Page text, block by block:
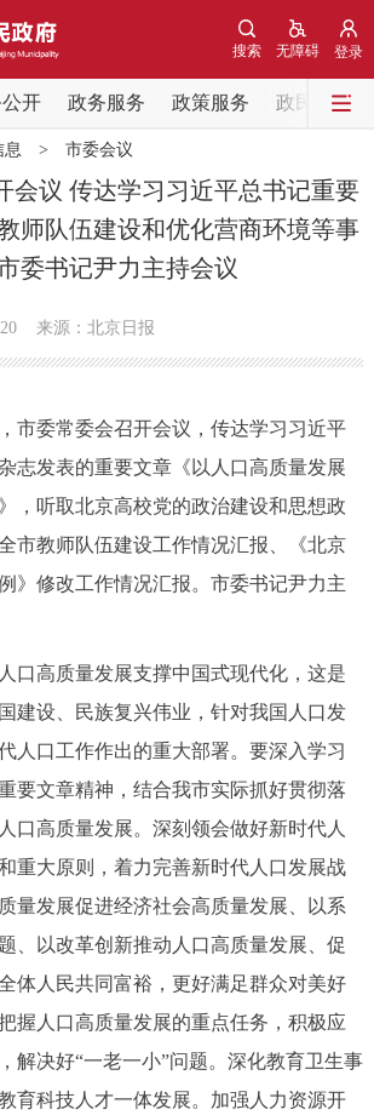
登录
无障碍
搜索
开 政务服务 政策服务 政民互动
国务院信息
会议信息 部门动态
机构职能 政策服务
政策解读 回应关切
专题公开
阳光政务
在线访谈 图说互动
息 > 市委会议
会议 传达学习习近平总书记重要
师队伍建设和优化营商环境等事
委书记尹力主持会议
来源：北京日报
委常委会召开会议，传达学习习近平
志发表的重要文章《以人口高质量发展
，听取北京高校党的政治建设和思想政
市教师队伍建设工作情况汇报、《北京
》修改工作情况汇报。市委书记尹力主
高质量发展支撑中国式现代化，这是
建设、民族复兴伟业，针对我国人口发
人口工作作出的重大部署。要深入学习
要文章精神，结合我市实际抓好贯彻落
口高质量发展。深刻领会做好新时代人
重大原则，着力完善新时代人口发展战
量发展促进经济社会高质量发展、以系
、以改革创新推动人口高质量发展、促
体人民共同富裕，更好满足群众对美好
握人口高质量发展的重点任务，积极应
解决好“一老一小”问题。深化教育卫生事
育科技人才一体发展。加强人力资源开